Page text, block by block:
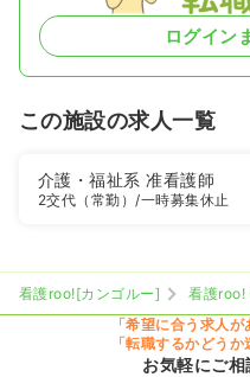
ログイン
この施設の求人一覧
介護・福祉系准看護師
2交代（常勤）/一時募集休止
看護roo![カンゴルー] 看護roo!
「希望に合う求人が
「転職するかどう
お気軽にご